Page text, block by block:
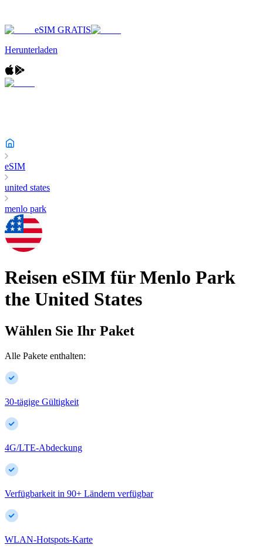
eSIM GRATIS
Herunterladen
eSIM
united states
menlo park
Reisen eSIM für Menlo Park
the United States
Wählen Sie Ihr Paket
Alle Pakete enthalten:
30-tägige Gültigkeit
4G/LTE-Abdeckung
Verfügbarkeit in 90+ Ländern verfügbar
WLAN-Hotspots-Karte